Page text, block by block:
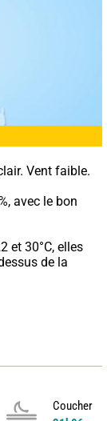
Vent faible.
avec le bon
et 30°C, elles
de la
Coucher